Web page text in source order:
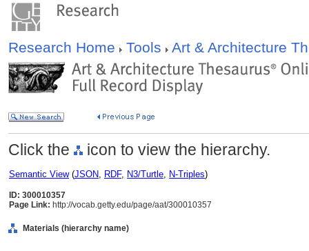
Research Home Tools Art & Architecture
Click the icon to view the hierarchy.
Semantic View(JSON, RDF, N3/Turtle, N-Triples)
ID: 300010357
Page Link: http://vocab.getty.edu/page/aat/300010357
Materials (hierarchy name)